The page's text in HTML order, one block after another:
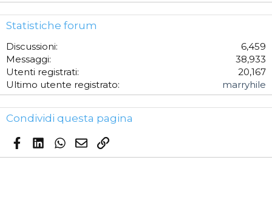
Statistiche forum
Discussioni
6,459
Messaggi
38,933
Utenti registrati
20,167
Ultimo utente registrato
marryhile
Condividi questa pagina
FacebookLinkedIn
WhatsApp
EmailLink